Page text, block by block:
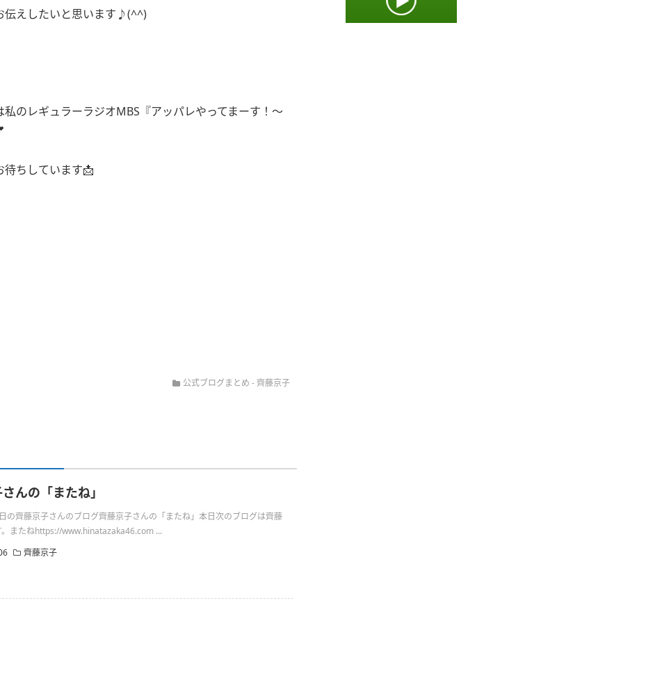
伝えしたいと思います♪(^^)
のレギュラーラジオMBS『アッパレやってまーす！〜
ちしています📩
公式ブログまとめ -齊藤京子
んの「またね」
の齊藤京子さんのブログ齊藤京子さんの「またね」本日次のブログは齊藤
。またねhttps://www.hinatazaka46.com ...
齊藤京子